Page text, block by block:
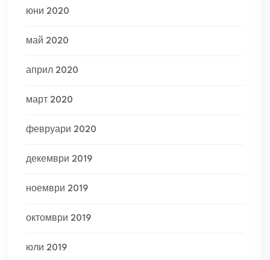
юни 2020
май 2020
април 2020
март 2020
февруари 2020
декември 2019
ноември 2019
октомври 2019
юли 2019